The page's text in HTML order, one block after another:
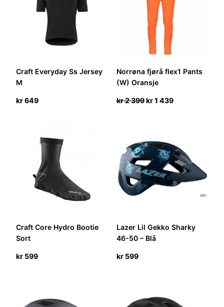
Craft Everyday Ss Jersey
M
kr649
Norrøna fjørå flex1 Pants
(W) Oransje
kr2 399Opprinnelig
399.
kr1 439Nåværende
439.
Craft Core Hydro Bootie
Sort
kr 599
Lazer Lil Gekko Sharky
46-50 – Blå
kr599